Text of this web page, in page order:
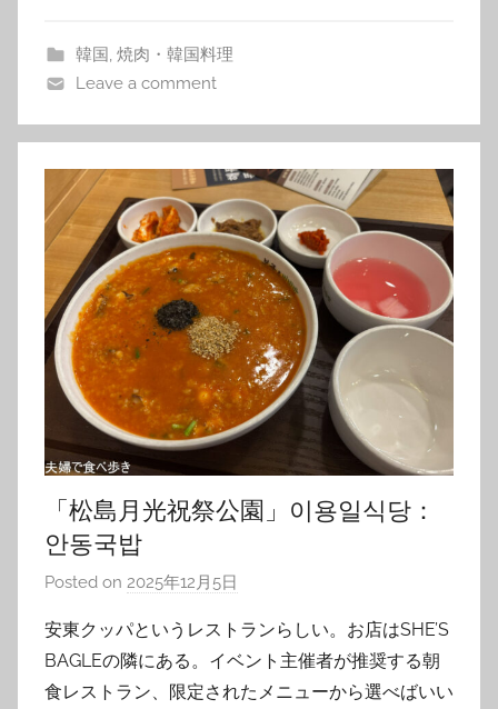
韓国 焼肉・韓国料理
Leave a comment
「松島月光祝祭公園」이용일식당：
안동국밥
Posted on 2025年12月5日
T
o
m
安東クッパというレストランらしい。お店はSHE’S
BAGLEの隣にある。イベント主催者が推奨する朝
食レストラン、限定されたメニューから選べばいい